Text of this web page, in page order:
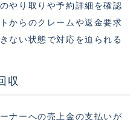
やり取りや予約詳細を確認
からのクレームや返金要求
ない状態で対応を迫られる
収
ナーへの売上金の支払いが